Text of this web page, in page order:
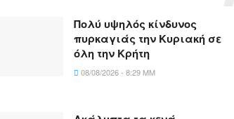
Πολύ υψηλός κίνδυνος
πυρκαγιάς την Κυριακή σε
όλη την Κρήτη
08/08/2026 - 8:29 ΜΜ